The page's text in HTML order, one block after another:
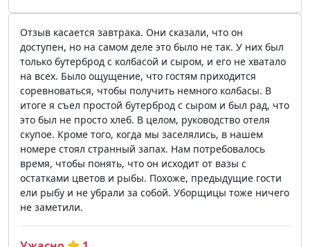
Отзыв касается завтрака. Они сказали, что он
доступен, но на самом деле это было не так. У них был
только бутерброд с колбасой и сыром, и его не хватало
на всех. Было ощущение, что гостям приходится
соревноваться, чтобы получить немного колбасы. В
итоге я съел простой бутерброд с сыром и был рад, что
это был не просто хлеб. В целом, руководство отеля
скупое. Кроме того, когда мы заселялись, в нашем
номере стоял странный запах. Нам потребовалось
время, чтобы понять, что он исходит от вазы с
остатками цветов и рыбы. Похоже, предыдущие гости
ели рыбу и не убрали за собой. Уборщицы тоже ничего
не заметили.